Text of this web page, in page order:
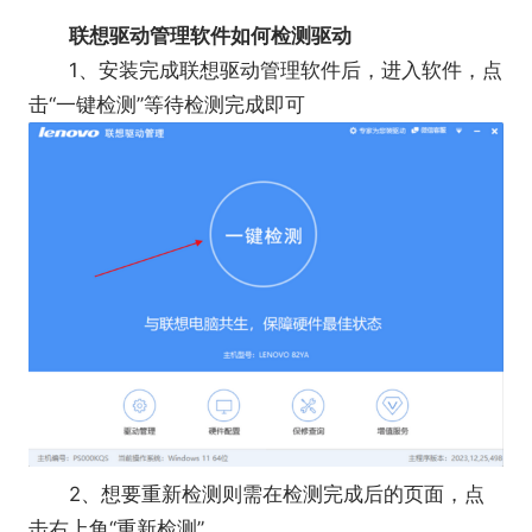
联想驱动管理软件如何检测驱动
1、安装完成联想驱动管理软件后，进入软件，点
击“一键检测”等待检测完成即可
2、想要重新检测则需在检测完成后的页面，点